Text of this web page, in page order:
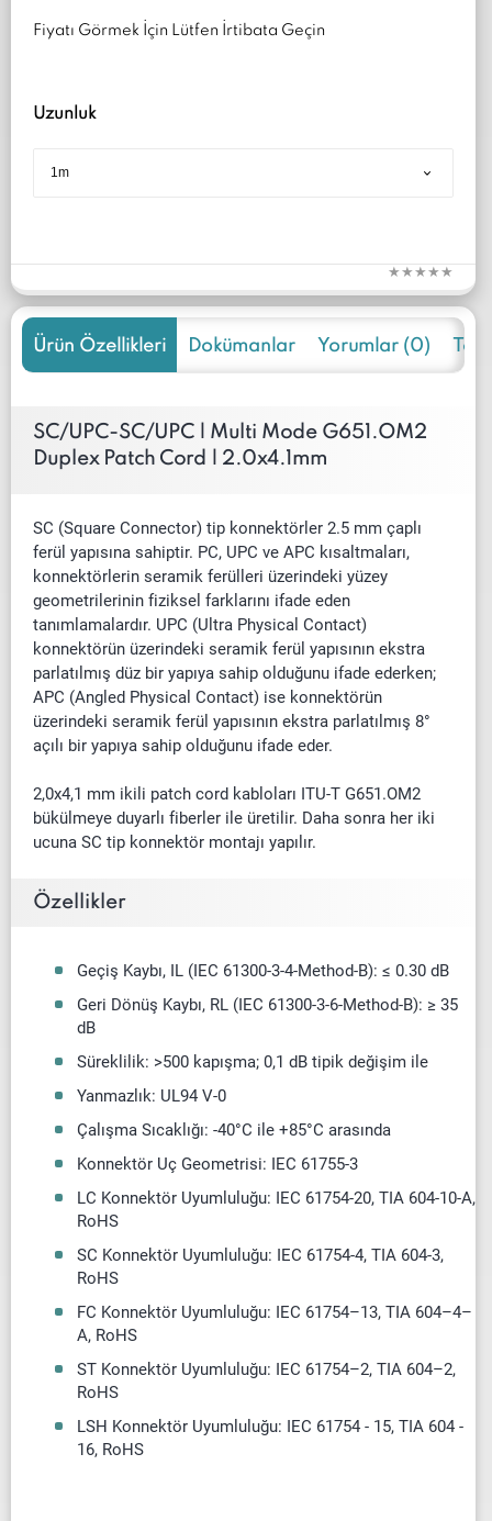
Fiyatı Görmek İçin Lütfen İrtibata Geçin
Uzunluk
Ürün Özellikleri Dokümanlar Yorumlar (0)
SC/UPC-SC/UPC | Multi Mode G651.OM2
Duplex Patch Cord | 2.0x4.1mm
SC (Square Connector) tip konnektörler 2.5 mm çaplı
ferül yapısına sahiptir. PC, UPC ve APC kısaltmaları,
konnektörlerin seramik ferülleri üzerindeki yüzey
geometrilerinin fiziksel farklarını ifade eden
tanımlamalardır. UPC (Ultra Physical Contact)
konnektörün üzerindeki seramik ferül yapısının ekstra
parlatılmış düz bir yapıya sahip olduğunu ifade ederken;
APC (Angled Physical Contact) ise konnektörün
üzerindeki seramik ferül yapısının ekstra parlatılmış 8°
açılı bir yapıya sahip olduğunu ifade eder.
2,0x4,1 mm ikili patch cord kabloları ITU-T G651.OM2
bükülmeye duyarlı fiberler ile üretilir. Daha sonra her iki
ucuna SC tip konnektör montajı yapılır.
Özellikler
Geçiş Kaybı, IL (IEC 61300-3-4-Method-B): ≤ 0.30 dB
Geri Dönüş Kaybı, RL (IEC 61300-3-6-Method-B): ≥ 35
dB
Süreklilik: >500 kapışma; 0,1 dB tipik değişim ile
Yanmazlık: UL94 V-0
Çalışma Sıcaklığı: -40°C ile +85°C arasında
Konnektör Uç Geometrisi: IEC 61755-3
LC Konnektör Uyumluluğu: IEC 61754-20, TIA 604-10-A,
RoHS
SC Konnektör Uyumluluğu: IEC 61754-4, TIA 604-3,
RoHS
FC Konnektör Uyumluluğu: IEC 61754–13, TIA 604–4–
A, RoHS
ST Konnektör Uyumluluğu: IEC 61754–2, TIA 604–2,
RoHS
LSH Konnektör Uyumluluğu: IEC 61754 - 15, TIA 604 -
16, RoHS